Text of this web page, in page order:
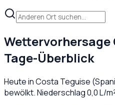
Wettervorhersage
Tage-Überblick
Heute inCosta Teguise (
bewölkt. Niederschlag0,0L/